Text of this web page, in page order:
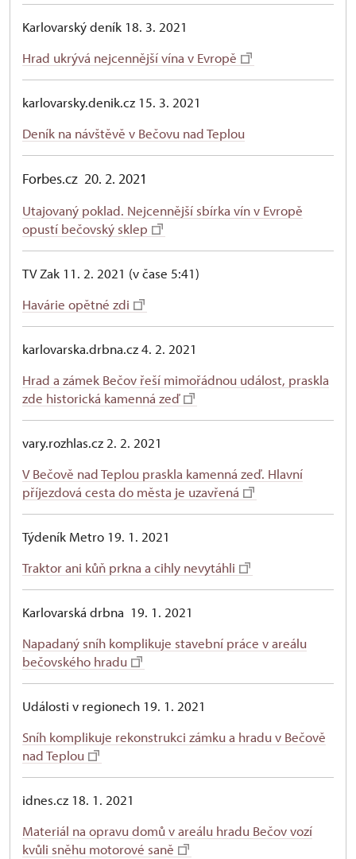
Karlovarský deník 18. 3. 2021
Hrad ukrývá nejcennější vína v Evropě
karlovarsky.denik.cz 15. 3. 2021
Deník na návštěvě v Bečovu nad Teplou
Forbes.cz 20. 2. 2021
Utajovaný poklad. Nejcennější sbírka vín v Evropě
opustí bečovský sklep
TV Zak 11. 2. 2021 (v čase 5:41)
Havárie opětné zdi
karlovarska.drbna.cz 4. 2. 2021
Hrad a zámek Bečov řeší mimořádnou událost, praskla
zde historická kamenná zeď
vary.rozhlas.cz 2. 2. 2021
V Bečově nad Teplou praskla kamenná zeď. Hlavní
příjezdová cesta do města je uzavřená
Týdeník Metro 19. 1. 2021
Traktor ani kůň prkna a cihly nevytáhli
Karlovarská drbna 19. 1. 2021
Napadaný sníh komplikuje stavební práce v areálu
bečovského hradu
Události v regionech 19. 1. 2021
Sníh komplikuje rekonstrukci zámku a hradu v Bečově
nad Teplou
idnes.cz 18. 1. 2021
Materiál na opravu domů v areálu hradu Bečov vozí
kvůli sněhu motorové saně